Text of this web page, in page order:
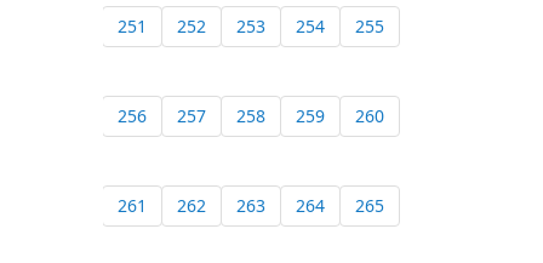
251 252 253 254 255
256 257 258 259 260
261 262 263 264 265